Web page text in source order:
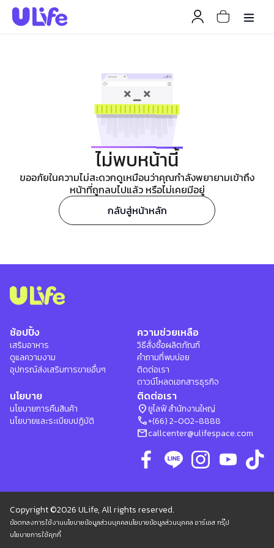
ไม่พบหน้านี้
ขออภัยในความไม่สะดวกดูเหมือนว่าคุณกำลังพยายามเข้าถึง
หน้าที่ถูกลบไปแล้ว หรือไม่เคยมีอยู่
กลับสู่หน้าหลัก
ช้อปปิ้ง
เสริมอาหาร
ดูแลความงาม
อุปกรณ์ส่งเสริมการขายอื่นๆ
ความช่วยเหลือ
วิธีสั่งซื้อผลิตภัณฑ์
คำถามที่พบบ่อย
ติดต่อเรา
ดาวน์โหลดเอกสารธุรกิจ
นโยบาย
นโยบายการคืนสินค้า
นโยบายและระเบียบปฏิบัติ
ติดต่อเรา
location_onยูไลฟ์ สำนักงานใหญ่
phone+(66) 2-002-8888
mailcallcenter@ulifespace.com
Copyright ©2026 ULife, All rights reserved.
ข้อตกลงการใช้งานนโยบายข้อมูลส่วนบุคคลนโยบายข้อมูลส่วนบุคคล อาร์เอส กรุ๊ป
นโยบายการใช้คุกกี้